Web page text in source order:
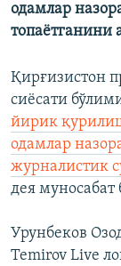
одамлар
топаётганини
Қирғизистон
сиёсати
йирик
одамлар
журналистик
дея
Урунбеков
Temirov Live